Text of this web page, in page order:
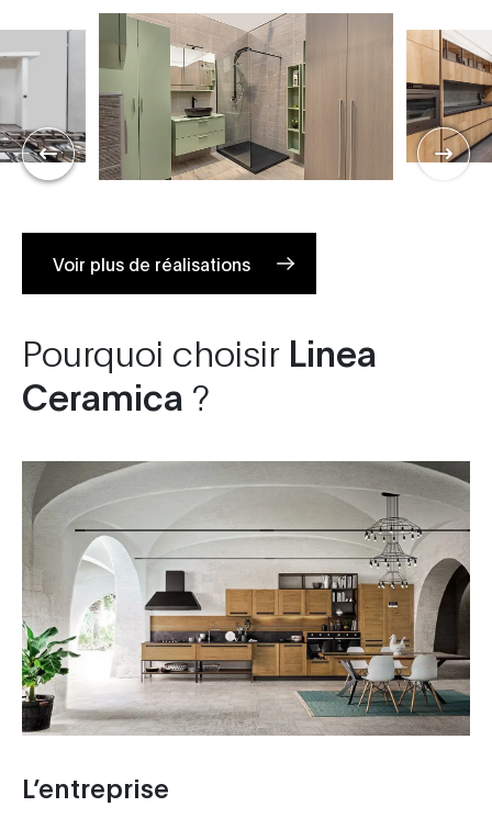
Voir plus de réalisations
Pourquoi choisir Linea
Ceramica ?
L’entreprise